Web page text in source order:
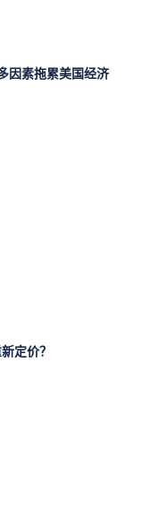
因素拖累美国经济
定价？